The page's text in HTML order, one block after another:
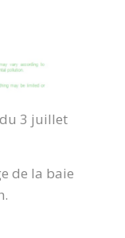
3 juillet
de la baie